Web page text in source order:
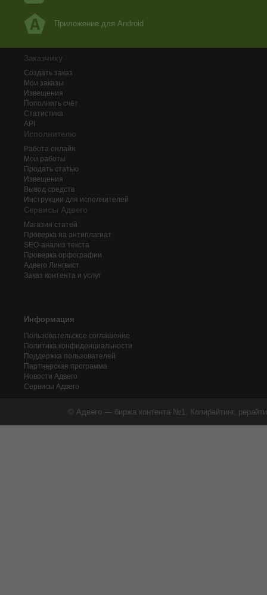
Приложение для Android
Заказчику
Создать заказ
Мои заказы
Извещения
Пополнить счёт
Статистика
API
Исполнителю
Работа онлайн
Мои работы
Продать статью
Извещения
Вывод средств
Инструкции для исполнителей
Сервисы Адвего
Магазин статей
Проверка на антиплагиат
SEO-анализ текста
Проверка орфографии
Адвего Лингвист
Заказ контента и услуг
Информация
Пользовательское соглашение
Политика конфиденциальности
Поддержка пользователей
Партнерская программа
Новости Адвего
Сервисы Адвего
© Адвего — биржа контента №1. Копирайтинг,